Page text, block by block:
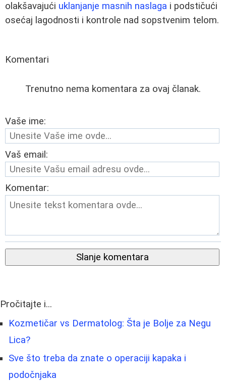
olakšavajući uklanjanje masnih naslaga i podstičući
osećaj lagodnosti i kontrole nad sopstvenim telom.
Komentari
Trenutno nema komentara za ovaj članak.
Vaše ime:
Vaš email:
Komentar:
Slanje komentara
Pročitajte i...
Kozmetičar vs Dermatolog: Šta je Bolje za Negu
Lica?
Sve što treba da znate o operaciji kapaka i
podočnjaka